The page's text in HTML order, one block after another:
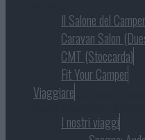
Il Salone del
Caravan Salon
CMT (Stoccarda)
Fit Your Camper
Viaggiare
I nostri viaggi